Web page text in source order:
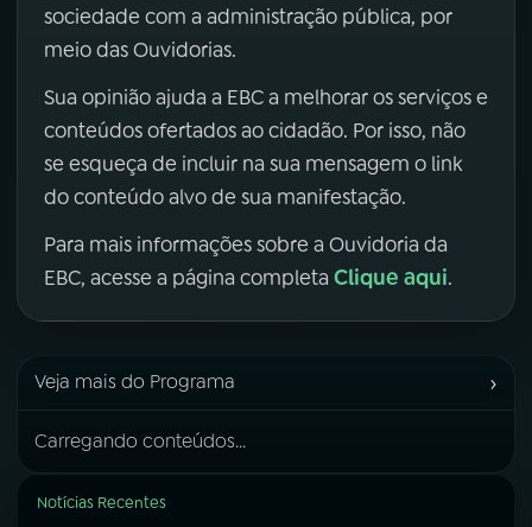
sociedade com a administração pública, por
meio das Ouvidorias.
Sua opinião ajuda a EBC a melhorar os serviços e
conteúdos ofertados ao cidadão. Por isso, não
se esqueça de incluir na sua mensagem o link
do conteúdo alvo de sua manifestação.
Para mais informações sobre a Ouvidoria da
EBC, acesse a página completa Clique aqui.
Veja mais do Programa ›
Carregando conteúdos...
Notícias Recentes